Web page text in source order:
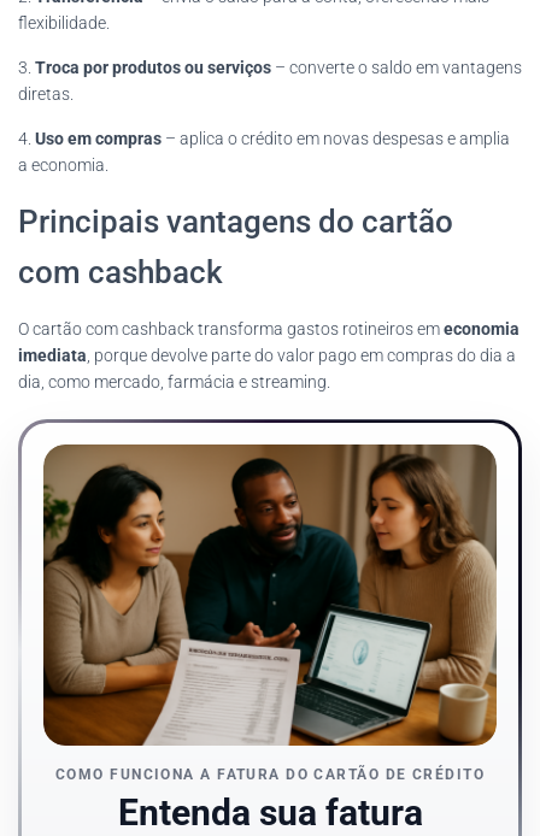
flexibilidade.
3. Troca por produtos ou serviços – converte o saldo em vantagens
diretas.
4. Uso em compras – aplica o crédito em novas despesas e amplia
a economia.
Principais vantagens do cartão
com cashback
O cartão com cashback transforma gastos rotineiros emeconomia
imediata , porque devolve parte do valor pago em compras do dia a
dia, como mercado, farmácia e streaming.
COMO FUNCIONA A FATURA DO CARTÃO DE CRÉDITO
Entenda sua fatura